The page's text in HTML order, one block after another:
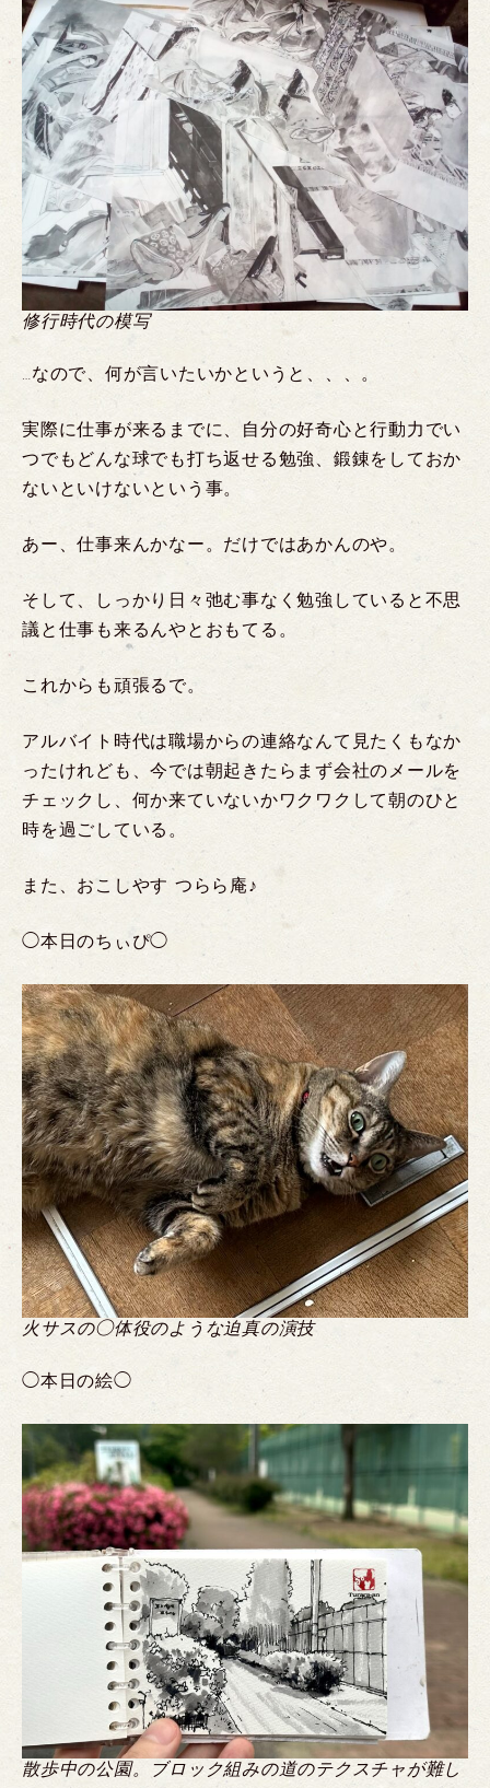
修行時代の模写
…なので、何が言いたいかというと、、、。
実際に仕事が来るまでに、自分の好奇心と行動力でい
つでもどんな球でも打ち返せる勉強、鍛錬をしておか
ないといけないという事。
あー、仕事来んかなー。だけではあかんのや。
そして、しっかり日々弛む事なく勉強していると不思
議と仕事も来るんやとおもてる。
これからも頑張るで。
アルバイト時代は職場からの連絡なんて見たくもなか
ったけれども、今では朝起きたらまず会社のメールを
チェックし、何か来ていないかワクワクして朝のひと
時を過ごしている。
また、おこしやす つらら庵♪
◯本日のちぃぴ◯
火サスの◯体役のような迫真の演技
◯本日の絵◯
散歩中の公園。ブロック組みの道のテクスチャが難し